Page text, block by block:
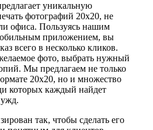
уникальную
фотографий 20х20, не
офиса. Пользуясь нашим
приложением, вы
всего в несколько кликов.
фото, выбрать нужный
Мы предлагаем не только
20х20, но и множество
которых каждый найдет
так, чтобы сделать его